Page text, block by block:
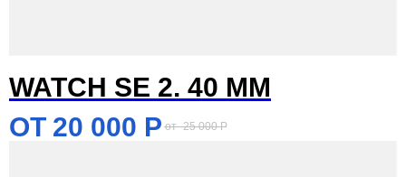
WATCH SE 2. 40 MM
20 000 Р 25 000 Р